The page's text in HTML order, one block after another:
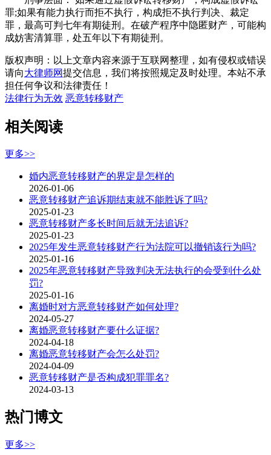
罪;如果有能力执行而拒不执行，构成拒不执行判决、裁定
罪，最高可判七年有期徒刑。在破产程序中隐匿财产，可能构
成妨害清算罪，处五年以下有期徒刑。
版权声明：以上文章内容来源于互联网整理，如有侵权或错误
请向大律师网提交信息，我们将按照规定及时处理。本站不承
担任何争议和法律责任！
法律行为无效 恶意转移财产
相关阅读
更多>>
婚内恶意转移财产的界定是怎样的
2026-01-06
恶意转移财产追诉期结束就不能胜诉了吗?
2025-01-23
恶意转移财产多长时间后就无法追诉?
2025-01-23
2025年发生恶意转移财产行为法院可以撤销该行为吗?
2025-01-16
2025年恶意转移财产导致判决无法执行的会受到什么处
罚?
2025-01-16
离婚时对方恶意转移财产如何处理?
2024-05-27
离婚恶意转移财产要什么证据?
2024-04-18
离婚恶意转移财产会怎么处罚?
2024-04-09
恶意转移财产是否构成犯罪罪名?
2024-03-13
热门博文
更多>>